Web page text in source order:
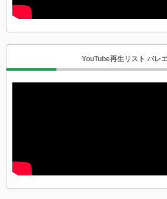
YouTube再生リスト バレ